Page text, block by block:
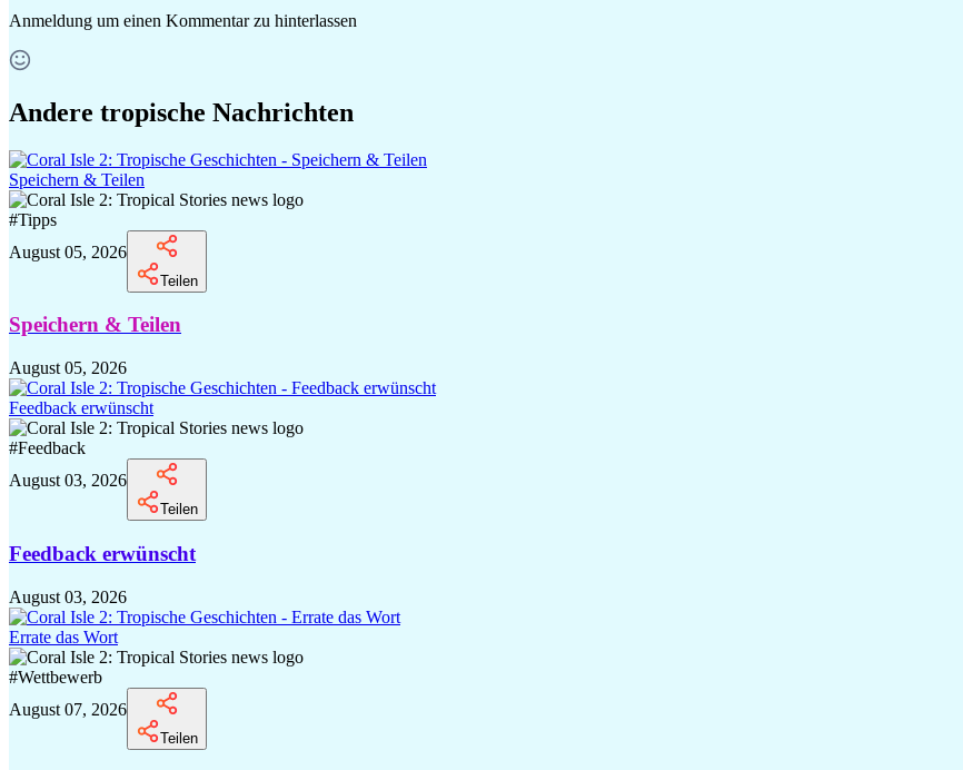
Anmeldung um einen Kommentar zu hinterlassen
Andere tropische Nachrichten
Speichern & Teilen
#Tipps
August 05, 2026
Teilen
Speichern & Teilen
August 05, 2026
Feedback erwünscht
#Feedback
August 03, 2026
Teilen
Feedback erwünscht
August 03, 2026
Errate das Wort
#Wettbewerb
August 07, 2026
Teilen